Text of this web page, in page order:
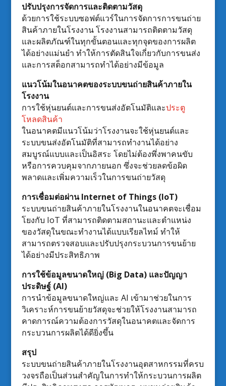
ปรับปรุงการจัดการและติดตามวัสดุ
ด้วยการใช้ระบบซอฟต์แวร์ในการจัดการการขนถ่าย
สินค้าภายในโรงงาน โรงงานสามารถติดตามวัสดุ
และผลิตภัณฑ์ในทุกขั้นตอนและทุกจุดของการผลิต
ได้อย่างแม่นยำ ทำให้การตัดสินใจเกี่ยวกับการขนส่ง
และการสต็อกสามารถทำได้อย่างมีข้อมูล
แนวโน้มในอนาคตของระบบขนถ่ายสินค้าภายใน
โรงงาน
การใช้หุ่นยนต์และการขนส่งอัตโนมัติและประตู
โหลดสินค้า
ในอนาคตมีแนวโน้มว่าโรงงานจะใช้หุ่นยนต์และ
ระบบขนส่งอัตโนมัติที่สามารถทำงานได้อย่าง
สมบูรณ์แบบและเป็นอิสระ โดยไม่ต้องพึ่งพาคนขับ
หรือการควบคุมจากภายนอก ซึ่งจะช่วยลดข้อผิด
พลาดและเพิ่มความเร็วในการขนถ่ายวัสดุ
การเชื่อมต่อผ่าน Internet of Things (IoT)
ระบบขนถ่ายสินค้าภายในโรงงานในอนาคตจะเชื่อม
โยงกับ IoT ที่สามารถติดตามสถานะและตำแหน่ง
ของวัสดุในขณะทำงานได้แบบเรียลไทม์ ทำให้
สามารถตรวจสอบและปรับปรุงกระบวนการขนย้าย
ได้อย่างมีประสิทธิภาพ
การใช้ข้อมูลขนาดใหญ่ (Big Data) และปัญญา
ประดิษฐ์ (AI)
การนำข้อมูลขนาดใหญ่และ AI เข้ามาช่วยในการ
วิเคราะห์การขนย้ายวัสดุจะช่วยให้โรงงานสามารถ
คาดการณ์ความต้องการวัสดุในอนาคตและจัดการ
กระบวนการผลิตได้ดียิ่งขึ้น
สรุป
ระบบขนถ่ายสินค้าภายในโรงงานอุตสาหกรรมที่ครบ
วงจรถือเป็นส่วนสำคัญในการทำให้กระบวนการผลิต